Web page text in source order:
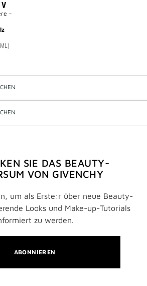
–
SIE DAS BEAUTY-
VON GIVENCHY
um als Erste:r über neue Beauty-
Looks und Make-up-Tutorials
zu werden.
ABONNIEREN